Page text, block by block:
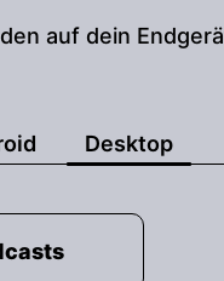
auf dein
Desktop